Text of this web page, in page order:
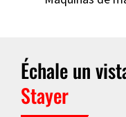
Échale un
Stayer